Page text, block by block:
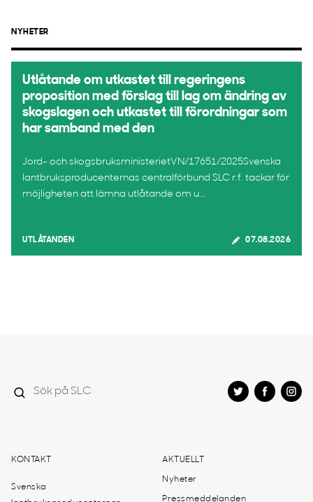
NYHETER
Utlåtande om utkastet till regeringens
proposition med förslag till lag om ändring av
skogslagen och utkastet till förordningar som
har samband med den
Jord- och skogsbruksministerietVN/17651/2025Svenska
lantbruksproducenternas centralförbund SLC r.f. tackar för
möjligheten att lämna utlåtande om u...
UTLÅTANDEN 07.08.2026
KONTAKT
Svenska
AKTUELLT
Nyheter
Pressmeddelanden